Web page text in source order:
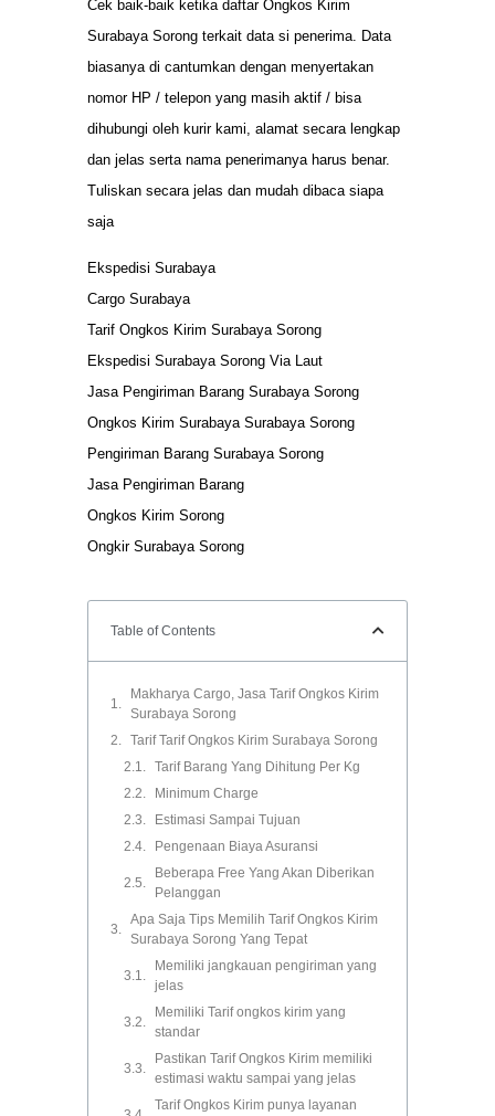
Cek baik-baik ketika daftar Ongkos Kirim
Surabaya Sorong terkait data si penerima. Data
biasanya di cantumkan dengan menyertakan
nomor HP / telepon yang masih aktif / bisa
dihubungi oleh kurir kami, alamat secara lengkap
dan jelas serta nama penerimanya harus benar.
Tuliskan secara jelas dan mudah dibaca siapa
saja
Ekspedisi Surabaya
Cargo Surabaya
Tarif Ongkos Kirim Surabaya Sorong
Ekspedisi Surabaya Sorong Via Laut
Jasa Pengiriman Barang Surabaya Sorong
Ongkos Kirim Surabaya Surabaya Sorong
Pengiriman Barang Surabaya Sorong
Jasa Pengiriman Barang
Ongkos Kirim Sorong
Ongkir Surabaya Sorong
Table of Contents
Makharya Cargo, Jasa Tarif Ongkos Kirim
Surabaya Sorong
Tarif Tarif Ongkos Kirim Surabaya Sorong
Tarif Barang Yang Dihitung Per Kg
Minimum Charge
Estimasi Sampai Tujuan
Pengenaan Biaya Asuransi
Beberapa Free Yang Akan Diberikan
Pelanggan
Apa Saja Tips Memilih Tarif Ongkos Kirim
Surabaya Sorong Yang Tepat
Memiliki jangkauan pengiriman yang
jelas
Memiliki Tarif ongkos kirim yang
standar
Pastikan Tarif Ongkos Kirim memiliki
estimasi waktu sampai yang jelas
Tarif Ongkos Kirim punya layanan